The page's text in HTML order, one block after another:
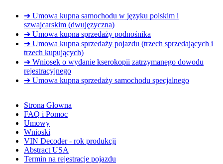
➔ Umowa kupna samochodu w języku polskim i
szwajcarskim (dwujęzyczna)
➔ Umowa kupna sprzedaży podnośnika
➔ Umowa kupna sprzedaży pojazdu (trzech sprzedających i
trzech kupujących)
➔ Wniosek o wydanie kserokopii zatrzymanego dowodu
rejestracyjnego
➔ Umowa kupna sprzedaży samochodu specjalnego
Strona Głowna
FAQ i Pomoc
Umowy
Wnioski
VIN Decoder - rok produkcji
Abstract USA
Termin na rejestracje pojazdu